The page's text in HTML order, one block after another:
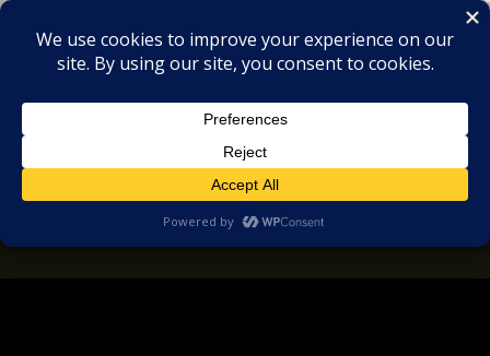
MIX
COLLECTORS
SOULFUL, DEEP HOUSE & GARAGE - MUSIC